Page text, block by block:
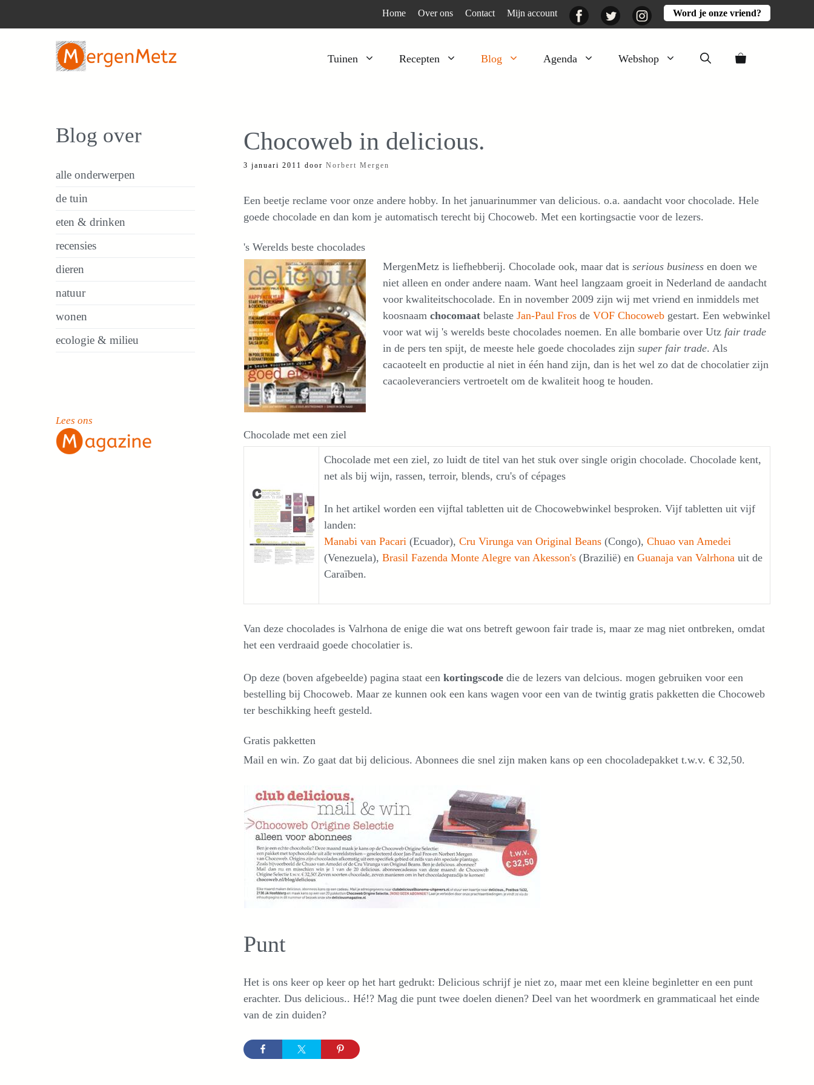
Home Over ons Contact Mijn account FacebookTwitter InstagramWord je onze vriend?
Tuinen Recepten Blog Agenda Webshop
Kruiden
Moestuin
Voedselbos
Peulgroenten
Wortelgroenten Lekker
Chocoweb in delicious.
3 januari 2011 door Norbert Mergen
Een beetje reclame voor onze andere hobby. In het januarinummer van delicious. o.a. aandacht voor chocolade. Hele
goede chocolade en dan kom je automatisch terecht bij Chocoweb. Met een kortingsactie voor de lezers.
's Werelds beste chocolades
MergenMetz is liefhebberij. Chocolade ook, maar dat is serious business en doen we
niet alleen en onder andere naam. Want heel langzaam groeit in Nederland de aandacht
voor kwaliteitschocolade. En in november 2009 zijn wij met vriend en inmiddels met
koosnaam chocomaat belaste Jan-Paul Fros de VOF Chocoweb gestart. Een webwinkel
voor wat wij 's werelds beste chocolades noemen. En alle bombarie over Utz fair trade
in de pers ten spijt, de meeste hele goede chocolades zijn super fair trade. Als
cacaoteelt en productie al niet in één hand zijn, dan is het wel zo dat de chocolatier zijn
cacaoleveranciers vertroetelt om de kwaliteit hoog te houden.
Chocolade met een ziel
Chocolade met een ziel, zo luidt de titel van het stuk over single origin chocolade. Chocolade kent,
net als bij wijn, rassen, terroir, blends, cru's of cépages
In het artikel worden een vijftal tabletten uit de Chocowebwinkel besproken. Vijf tabletten uit vijf
landen:
Manabi van Pacari (Ecuador), Cru Virunga van Original Beans (Congo), Chuao van Amedei
(Venezuela), Brasil Fazenda Monte Alegre van Akesson's (Brazilië) en Guanaja van Valrhona uit de
Caraïben.
Van deze chocolades is Valrhona de enige die wat ons betreft gewoon fair trade is, maar ze mag niet ontbreken, omdat
het een verdraaid goede chocolatier is.
Op deze (boven afgebeelde) pagina staat een kortingscode die de lezers van delcious. mogen gebruiken voor een
bestelling bij Chocoweb. Maar ze kunnen ook een kans wagen voor een van de twintig gratis pakketten die Chocoweb
ter beschikking heeft gesteld.
Gratis pakketten
Mail en win. Zo gaat dat bij delicious. Abonnees die snel zijn maken kans op een chocoladepakket t.w.v. € 32,50.
Punt
Het is ons keer op keer op het hart gedrukt: Delicious schrijf je niet zo, maar met een kleine beginletter en een punt
erachter. Dus delicious.. Hé!? Mag die punt twee doelen dienen? Deel van het woordmerk en grammaticaal het einde
van de zin duiden?
Blog over
alle onderwerpen
de tuin
eten & drinken
recensies
dieren
natuur
wonen
ecologie & milieu
Lees ons